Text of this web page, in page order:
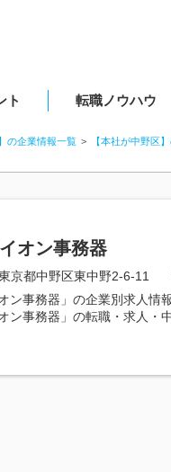
ト 転職ノウハウ
の企業情報一覧 【本社が中野区
オン事務器
京都中野区東中野2-6-11
ン事務器」の企業別求人情
ン事務器」の転職・求人・